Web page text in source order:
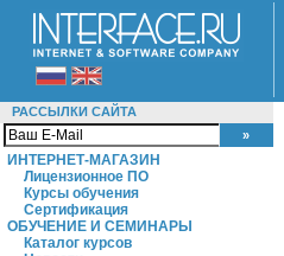
РАССЫЛКИ САЙТА
ИНТЕРНЕТ-МАГАЗИН
Лицензионное ПО
Курсы обучения
Сертификация
ОБУЧЕНИЕ И СЕМИНАРЫ
Каталог курсов